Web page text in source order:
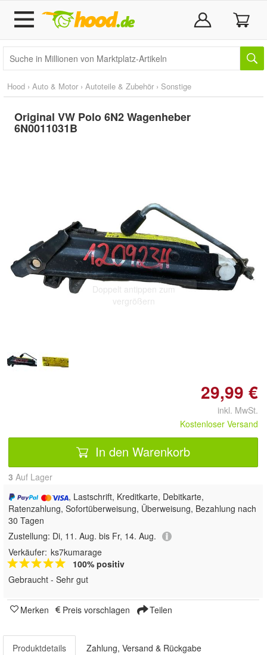
Hood › Auto & Motor › Autoteile & Zubehör › Sonstige
Original VW Polo 6N2 Wagenheber
6N0011031B
Doppelt antippen zum
vergrößern
29,99 €
inkl. MwSt.
Kostenloser Versand
In den Warenkorb
3 Auf Lager
, Lastschrift, Kreditkarte, Debitkarte,
Ratenzahlung, Sofortüberweisung, Überweisung, Bezahlung nach
30 Tagen
Zustellung: Di, 11. Aug. bis Fr, 14. Aug.
Verkäufer: ks7kumarage
100% positiv
Gebraucht - Sehr gut
Merken Preis vorschlagen Teilen
Produktdetails Zahlung, Versand & Rückgabe